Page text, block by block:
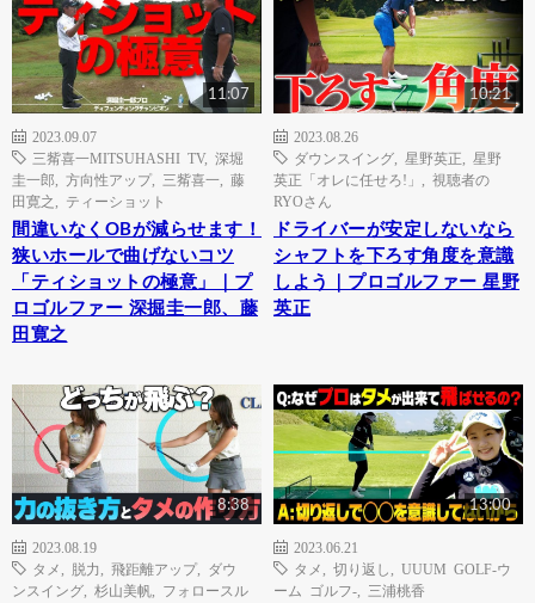
11:07
2023.09.07
三觜喜一MITSUHASHI TV, 深堀
圭一郎
方向性アップ 三觜喜一
藤
田寛之
ティーショット
間違いなくOBが減らせます！
狭いホールで曲げないコツ
「ティショットの極意」｜プ
ロゴルファー 深掘圭一郎、藤
田寛之
10:21
2023.08.26
ダウンスイング
星野英正
星野
英正「オレに任せろ!」
視聴者の
RYOさん
ドライバーが安定しないなら
シャフトを下ろす角度を意識
しよう｜プロゴルファー 星野
英正
8:38
2023.08.19
タメ
脱力 飛距離アップ
ダウ
ンスイング
杉山美帆
フォロースル
13:00
2023.06.21
タメ
切り返し
UUUM GOLF-ウ
ーム ゴルフ-
三浦桃香